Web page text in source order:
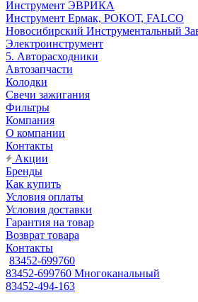
Инструмент ЭВРИКА
Инструмент Ермак, РОКОТ, FALCO
Новосибирский Инструментальный
Электроинструмент
5. Авторасходники
Автозапчасти
Колодки
Свечи зажигания
Фильтры
Компания
О компании
Контакты
Акции
Бренды
Как купить
Условия оплаты
Условия доставки
Гарантия на товар
Возврат товара
Контакты
83452-699760
83452-699760 Многоканальный
83452-494-163